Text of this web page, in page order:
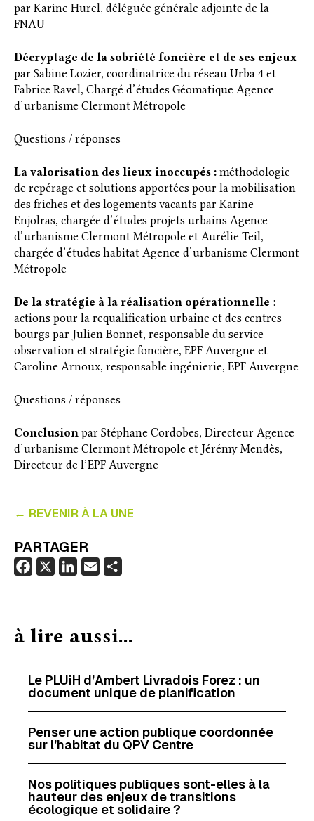
← REVENIR À LA UNE
PARTAGER
b
o
k
X
e
I
n
l
a
e
r
par Karine Hurel, déléguée générale adjointe de la
FNAU
Décryptage de la sobriété foncière et de ses enjeux
par Sabine Lozier, coordinatrice du réseau Urba 4 et
Fabrice Ravel, Chargé d’études Géomatique Agence
d’urbanisme Clermont Métropole
Questions / réponses
La valorisation des lieux inoccupés : méthodologie
de repérage et solutions apportées pour la mobilisation
des friches et des logements vacants par Karine
Enjolras, chargée d’études projets urbains Agence
d’urbanisme Clermont Métropole et Aurélie Teil,
chargée d’études habitat Agence d’urbanisme Clermont
Métropole
De la stratégie à la réalisation opérationnelle :
actions pour la requalification urbaine et des centres
bourgs par Julien Bonnet, responsable du service
observation et stratégie foncière, EPF Auvergne et
Caroline Arnoux, responsable ingénierie, EPF Auvergne
Questions / réponses
Conclusion par Stéphane Cordobes, Directeur Agence
d’urbanisme Clermont Métropole et Jérémy Mendès,
Directeur de l’EPF Auvergne
à lire aussi...
Le PLUiH d’Ambert Livradois Forez : un
document unique de planification
Penser une action publique coordonnée
sur l’habitat du QPV Centre
Nos politiques publiques sont-elles à la
hauteur des enjeux de transitions
écologique et solidaire ?